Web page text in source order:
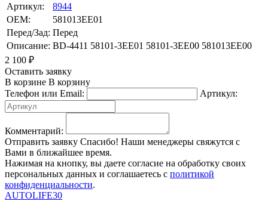
Артикул:
8944
OEM:
581013EE01
Перед/Зад: Перед
Описание: BD-4411 58101-3EE01 58101-3EE00 581013EE00
2 100 ₽
Оставить заявку
В корзине В корзину
Телефон или Email:
Артикул:
Комментарий:
Отправить заявку Спасибо! Наши менеджеры свяжутся с
Вами в ближайшее время.
Нажимая на кнопку, вы даете согласие на обработку своих
персональных данных и соглашаетесь с политикой
конфиденциальности.
AUTOLIFE30